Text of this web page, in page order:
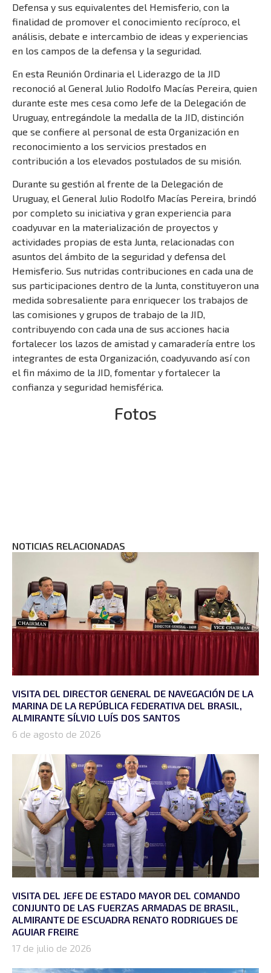
Defensa y sus equivalentes del Hemisferio, con la
finalidad de promover el conocimiento recíproco, el
análisis, debate e intercambio de ideas y experiencias
en los campos de la defensa y la seguridad.
En esta Reunión Ordinaria el Liderazgo de la JID
reconoció al General Julio Rodolfo Macías Pereira, quien
durante este mes cesa como Jefe de la Delegación de
Uruguay, entregándole la medalla de la JID, distinción
que se confiere al personal de esta Organización en
reconocimiento a los servicios prestados en
contribución a los elevados postulados de su misión.
Durante su gestión al frente de la Delegación de
Uruguay, el General Julio Rodolfo Macías Pereira, brindó
por completo su iniciativa y gran experiencia para
coadyuvar en la materialización de proyectos y
actividades propias de esta Junta, relacionadas con
asuntos del ámbito de la seguridad y defensa del
Hemisferio. Sus nutridas contribuciones en cada una de
sus participaciones dentro de la Junta, constituyeron una
medida sobresaliente para enriquecer los trabajos de
las comisiones y grupos de trabajo de la JID,
contribuyendo con cada una de sus acciones hacia
fortalecer los lazos de amistad y camaradería entre los
integrantes de esta Organización, coadyuvando así con
el fin máximo de la JID, fomentar y fortalecer la
confianza y seguridad hemisférica.
Fotos
NOTICIAS RELACIONADAS
VISITA DEL DIRECTOR GENERAL DE NAVEGACIÓN DE LA
MARINA DE LA REPÚBLICA FEDERATIVA DEL BRASIL,
ALMIRANTE SÍLVIO LUÍS DOS SANTOS
6 de agosto de 2026
VISITA DEL JEFE DE ESTADO MAYOR DEL COMANDO
CONJUNTO DE LAS FUERZAS ARMADAS DE BRASIL,
ALMIRANTE DE ESCUADRA RENATO RODRIGUES DE
AGUIAR FREIRE
17 de julio de 2026